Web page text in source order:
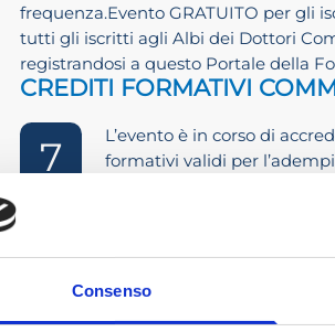
Consenso
frequenza.Evento GRATUITO per gli
tutti gli iscritti agli Albi dei Dottori
registrandosi a questo Portale della
CREDITI FORMATIVI
7
L’evento è in corso di
formativi validi per
ISCRITTI ADCEC TRE